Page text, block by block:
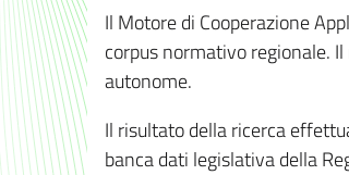
Il Motore di Cooperazione
corpus normativo regionale.
autonome.
Il risultato della ricerca
banca dati legislativa della